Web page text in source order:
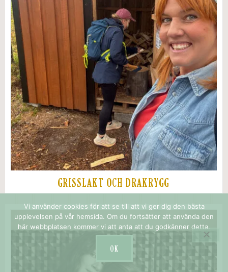
GRISSLAKT OCH DRAKRYGG
Vi använder cookies för att se till att vi ger dig den bästa
upplevelsen på vår hemsida. Om du fortsätter att använda den
här webbplatsen kommer vi att anta att du godkänner detta.
OK